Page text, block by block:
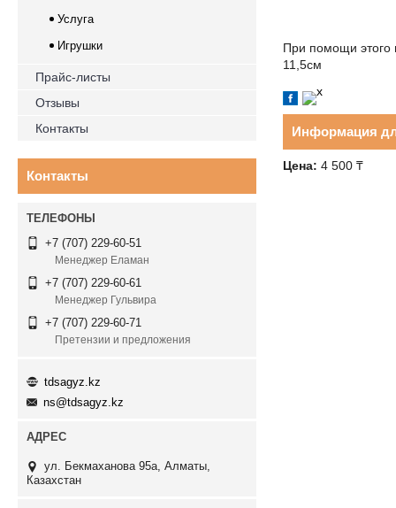
При помощи этого
11,5см
Информация
Цена: 4 500 ₸
Услуга
Игрушки
Прайс-листы
Отзывы
Контакты
Контакты
+7 (707) 229-60-51
Менеджер Еламан
+7 (707) 229-60-61
Менеджер Гульвира
+7 (707) 229-60-71
Претензии и предложения
tdsagyz.kz
ns@tdsagyz.kz
ул. Бекмаханова 95а, Алматы,
Казахстан